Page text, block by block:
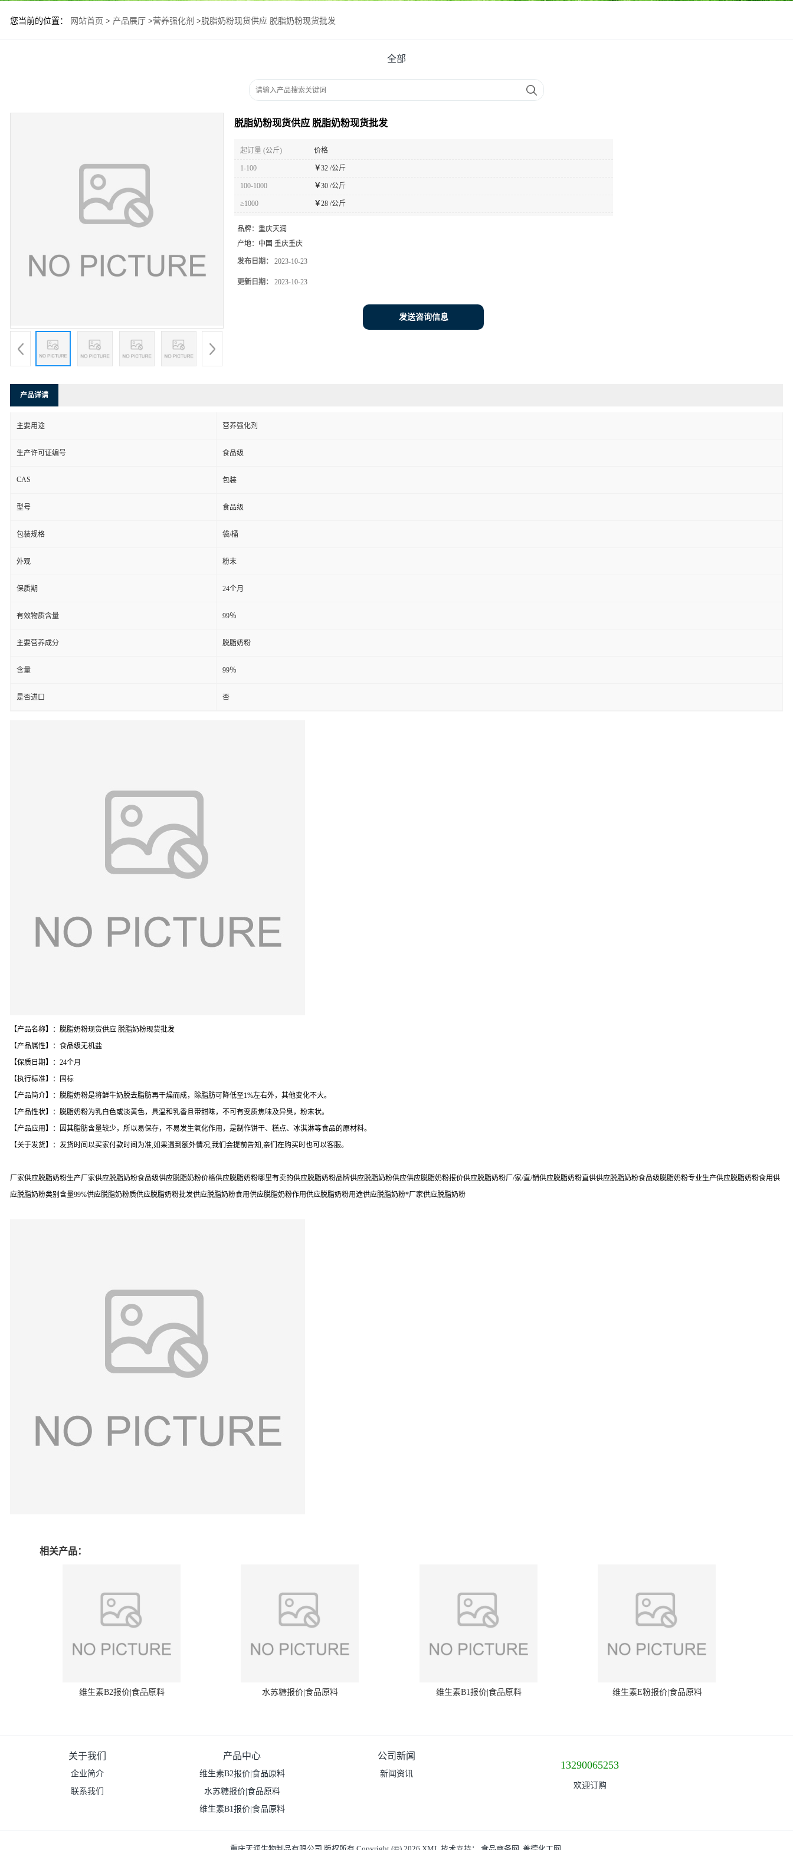
您当前的位置： 网站首页 > 产品展厅 >营养强化剂 >脱脂奶粉现货供应 脱脂奶粉现货批发
全部
脱脂奶粉现货供应 脱脂奶粉现货批发
起订量 (公斤) 价格
1-100 ￥32 /公斤
100-1000 ￥30 /公斤
≥1000 ￥28 /公斤
品牌： 重庆天润
产地： 中国 重庆重庆
发布日期： 2023-10-23
更新日期： 2023-10-23
发送咨询信息
产品详请
主要用途 营养强化剂
生产许可证编号 食品级
CAS 包装
型号 食品级
包装规格 袋/桶
外观 粉末
保质期 24个月
有效物质含量 99％
主要营养成分 脱脂奶粉
含量 99％
是否进口 否
【产品名称】：脱脂奶粉现货供应 脱脂奶粉现货批发
【产品属性】：食品级无机盐
【保质日期】：24个月
【执行标准】：国标
【产品简介】：脱脂奶粉是将鲜牛奶脱去脂肪再干燥而成，除脂肪可降低至1%左右外，其他变化不大。
【产品性状】：脱脂奶粉为乳白色或淡黄色，具温和乳香且带甜味，不可有变质焦味及异臭，粉末状。
【产品应用】：因其脂肪含量较少，所以易保存，不易发生氧化作用，是制作饼干、糕点、冰淇淋等食品的原材料。
【关于发货】：发货时间以买家付款时间为准,如果遇到额外情况,我们会提前告知,亲们在购买时也可以客服。
厂家供应脱脂奶粉生产厂家供应脱脂奶粉食品级供应脱脂奶粉价格供应脱脂奶粉哪里有卖的供应脱脂奶粉品牌供应脱脂奶粉供应供应脱脂奶粉报价供应脱脂奶粉厂/家/直/销供应脱脂奶粉直供供应脱脂奶粉食品级脱脂奶粉专业生产供应脱脂奶粉食用供
应脱脂奶粉类别含量99%供应脱脂奶粉质供应脱脂奶粉批发供应脱脂奶粉食用供应脱脂奶粉作用供应脱脂奶粉用途供应脱脂奶粉*厂家供应脱脂奶粉
相关产品：
维生素B2报价|食品原料 水苏糖报价|食品原料 维生素B1报价|食品原料 维生素E粉报价|食品原料
关于我们
企业简介
联系我们
产品中心
维生素B2报价|食品原料
水苏糖报价|食品原料
维生素B1报价|食品原料
公司新闻
新闻资讯
13290065253
欢迎订购